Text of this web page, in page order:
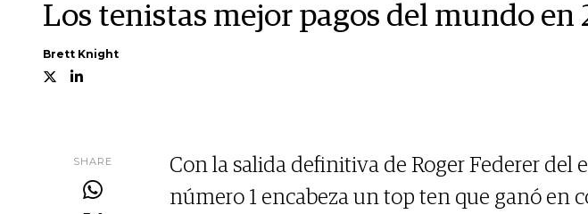
Los tenistas mejor pagos del mundo en
Brett Knight
SHARE
Con la salida definitiva de Roger Federer del
número 1 encabeza un top ten que ganó en